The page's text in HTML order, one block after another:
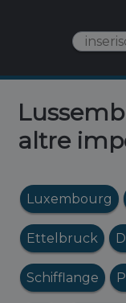
altre
Luxembourg
Ettelbruck
Schifflange